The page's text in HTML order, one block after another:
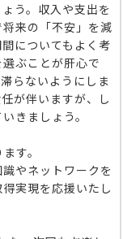
う。収入や支出を
来の「不安」を減
についてもよく考
ぶことが肝心で
らないようにしま
が伴いますが、し
きましょう。
す。
やネットワークを
実現を応援いたし